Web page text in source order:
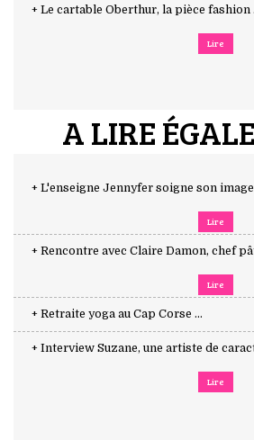
+ Le cartable Oberthur, la pièce fashion
Lire
A LIRE
+ L'enseigne Jennyfer soigne son image
Lire
+ Rencontre avec Claire Damon, chef
Lire
+ Retraite yoga au Cap Corse ...
+ Interview Suzane, une artiste de
Lire